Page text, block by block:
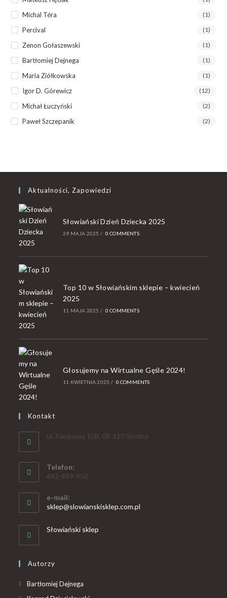
Michal Téra (1)
Percival (1)
Zenon Gołaszewski (1)
Bartłomiej Dejnega (1)
Maria Ziółkowska (1)
Igor D. Górewicz (12)
Michał Łuczyński (2)
Paweł Szczepanik (2)
Aktualności, Zapowiedzi
Słowiański Dzień Dziecka 2025
29 MAJA 2025 / 0 COMMENTS
Top 10 w Słowiańskim sklepie – kwiecień
2025
11 MAJA 2025 / 0 COMMENTS
Głosujemy na Wirtualne Gęśle 2024!
11 KWIETNIA 2025 / 0 COMMENTS
Kontakt
ul. Piaskowa 108, 08-110 Siedlce
Telefon:
692-499-450
e-mail:
sklep@slowianskisklep.com.pl
Słowiański sklep
Autorzy
Bartłomiej Dejnega